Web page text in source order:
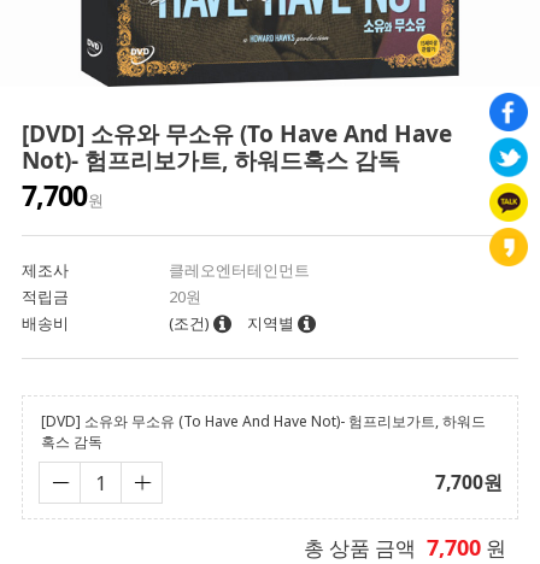
[DVD] 소유와 무소유 (To Have And Have
Not)- 험프리보가트, 하워드혹스 감독
7,700원
제조사
클레오엔터테인먼트
적립금
20원
배송비
(조건) 지역별
[DVD] 소유와 무소유 (To Have And Have Not)- 험프리보가트, 하워드
혹스 감독
7,700원
총 상품 금액 7,700 원